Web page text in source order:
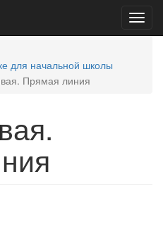
для начальной школы
Прямая линия